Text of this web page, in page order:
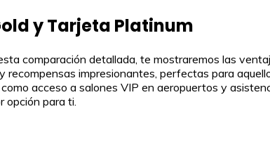
y Tarjeta Platinum
comparación detallada, te mostraremos las
impresionantes, perfectas para
acceso a salones VIP en aeropuertos y
opción para ti.